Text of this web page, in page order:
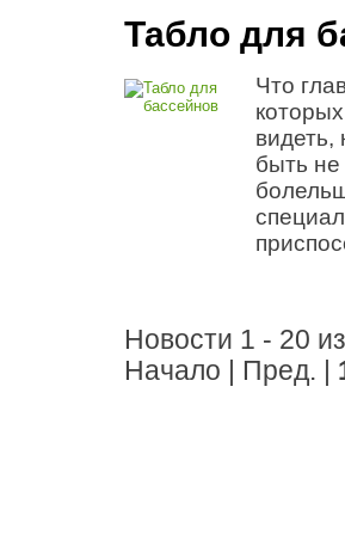
Табло для
Что
видеть,
быть не
Новости 1 - 20
Начало | Пред. |